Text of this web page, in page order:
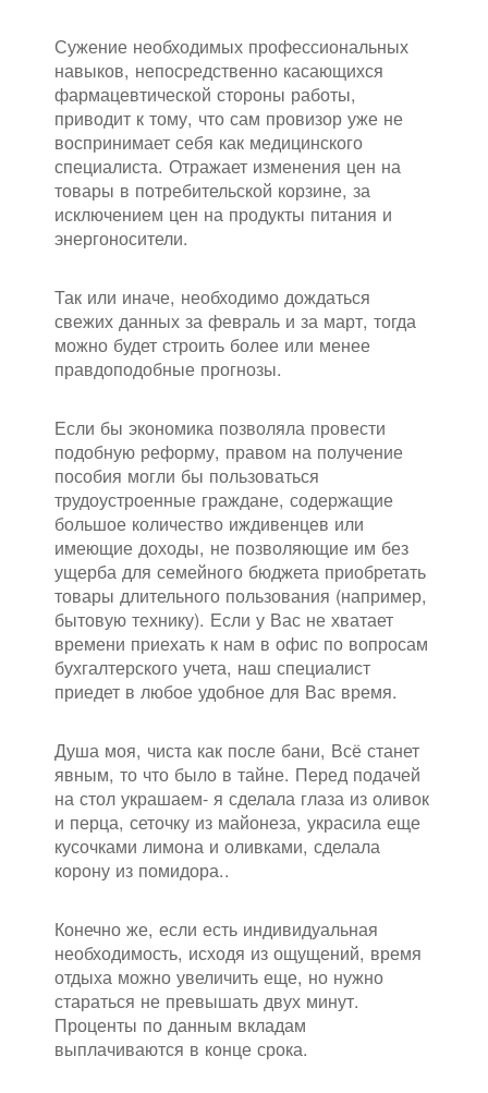
Сужение необходимых профессиональных
навыков, непосредственно касающихся
фармацевтической стороны работы,
приводит к тому, что сам провизор уже не
воспринимает себя как медицинского
специалиста. Отражает изменения цен на
товары в потребительской корзине, за
исключением цен на продукты питания и
энергоносители.
Так или иначе, необходимо дождаться
свежих данных за февраль и за март, тогда
можно будет строить более или менее
правдоподобные прогнозы.
Если бы экономика позволяла провести
подобную реформу, правом на получение
пособия могли бы пользоваться
трудоустроенные граждане, содержащие
большое количество иждивенцев или
имеющие доходы, не позволяющие им без
ущерба для семейного бюджета приобретать
товары длительного пользования (например,
бытовую технику). Если у Вас не хватает
времени приехать к нам в офис по вопросам
бухгалтерского учета, наш специалист
приедет в любое удобное для Вас время.
Душа моя, чиста как после бани, Всё станет
явным, то что было в тайне. Перед подачей
на стол украшаем- я сделала глаза из оливок
и перца, сеточку из майонеза, украсила еще
кусочками лимона и оливками, сделала
корону из помидора..
Конечно же, если есть индивидуальная
необходимость, исходя из ощущений, время
отдыха можно увеличить еще, но нужно
стараться не превышать двух минут.
Проценты по данным вкладам
выплачиваются в конце срока.